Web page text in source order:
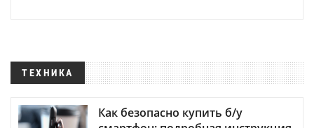
ТЕХНИКА
Как безопасно купить б/у